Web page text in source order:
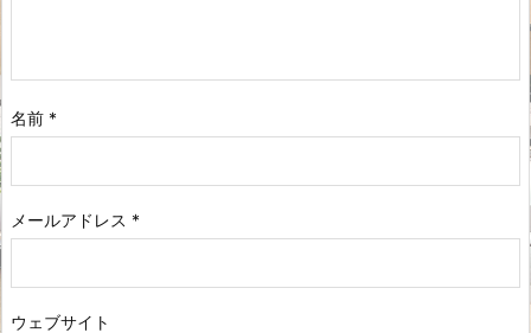
名前 *
メールアドレス *
ウェブサイト